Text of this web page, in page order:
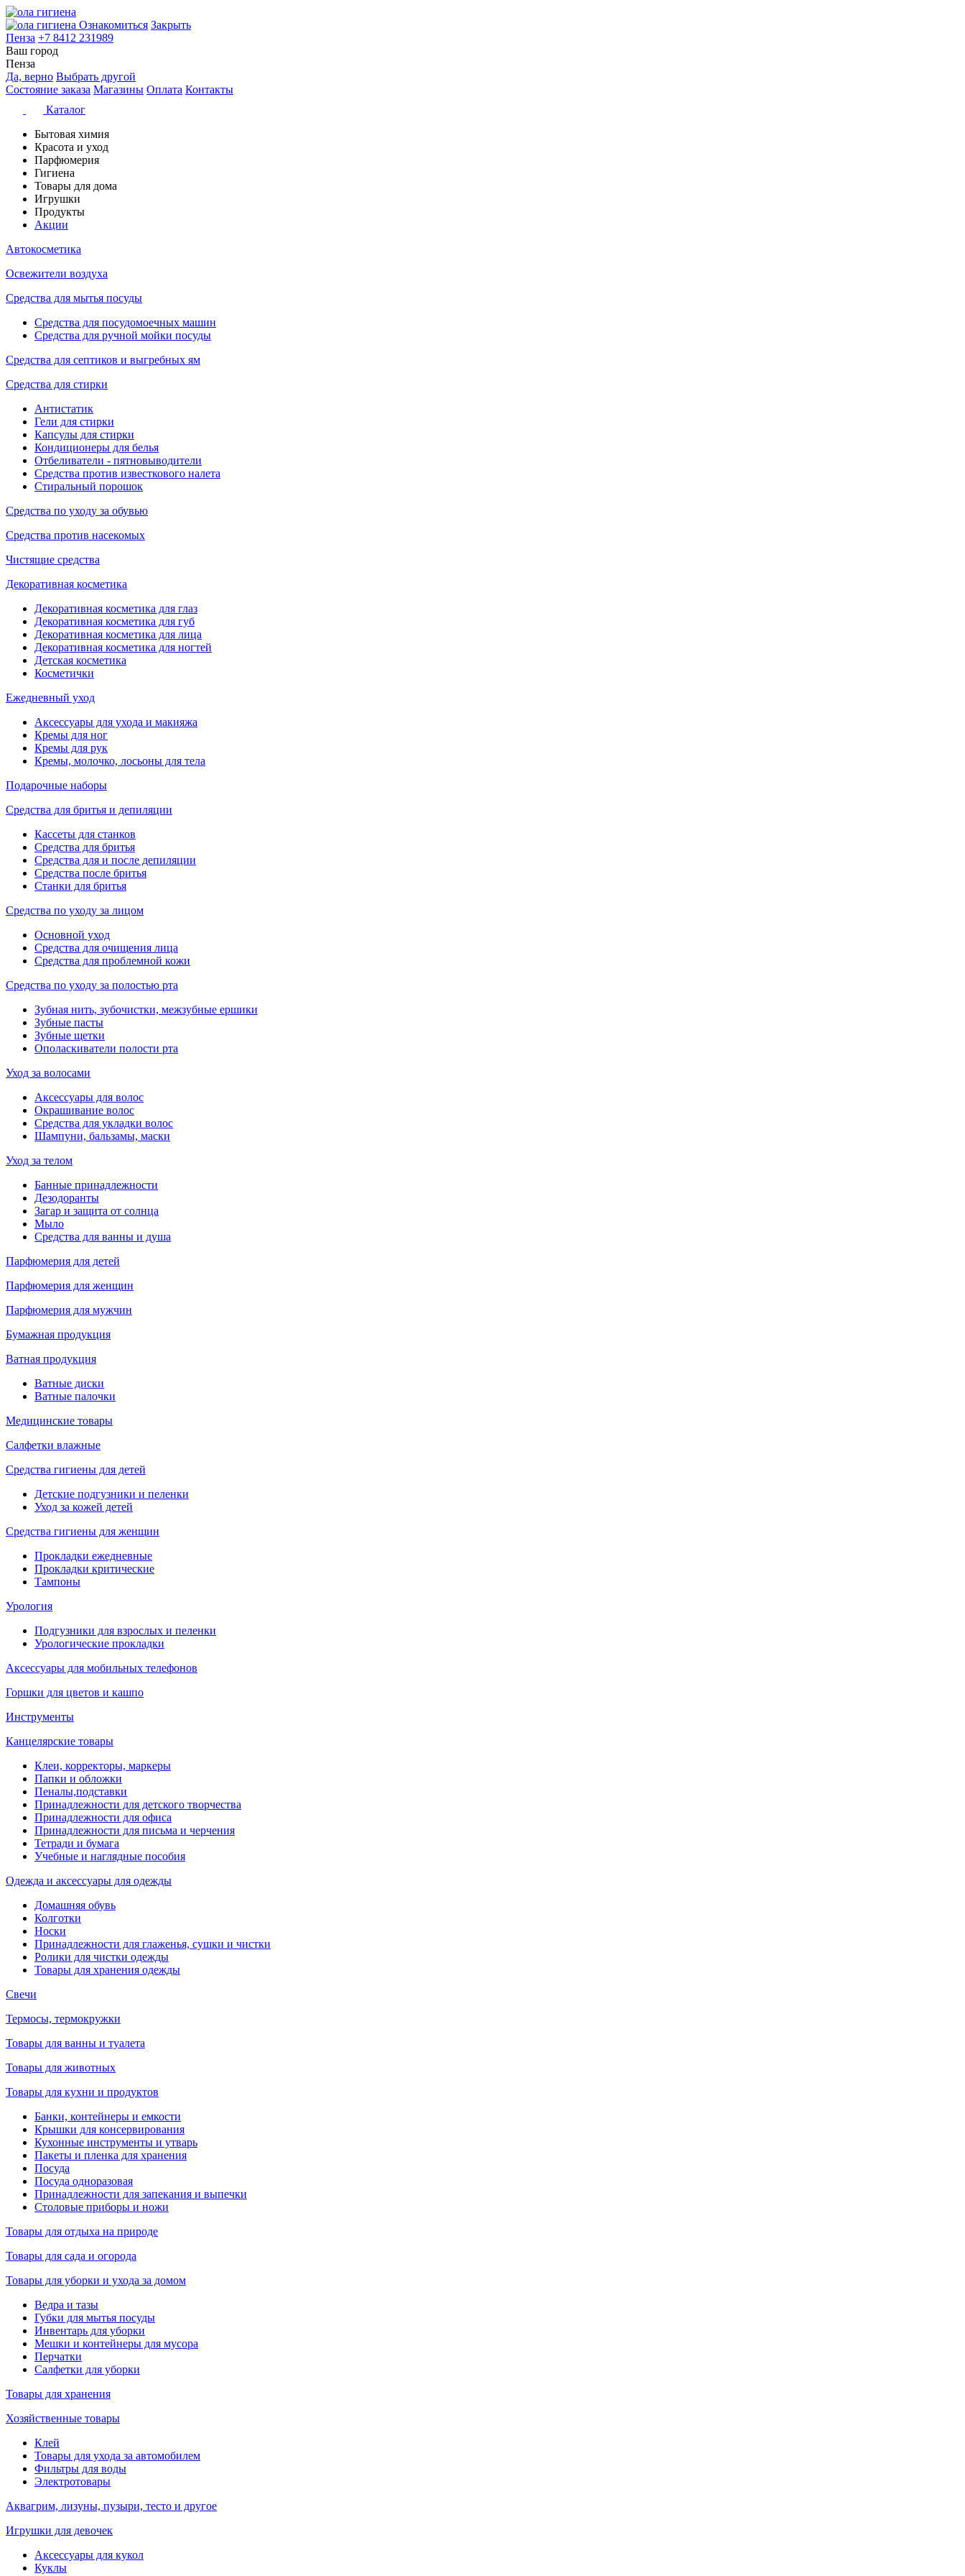
Ознакомиться Закрыть
Пенза +7 8412 231989
Ваш город
Пенза
Да, верно Выбрать другой
Состояние заказа Магазины Оплата Контакты
Каталог
Бытовая химия
Красота и уход
Парфюмерия
Гигиена
Товары для дома
Игрушки
Продукты
Акции
Автокосметика
Освежители воздуха
Средства для мытья посуды
Средства для посудомоечных машин
Средства для ручной мойки посуды
Средства для септиков и выгребных ям
Средства для стирки
Антистатик
Гели для стирки
Капсулы для стирки
Кондиционеры для белья
Отбеливатели - пятновыводители
Средства против известкового налета
Стиральный порошок
Средства по уходу за обувью
Средства против насекомых
Чистящие средства
Декоративная косметика
Декоративная косметика для глаз
Декоративная косметика для губ
Декоративная косметика для лица
Декоративная косметика для ногтей
Детская косметика
Косметички
Ежедневный уход
Аксессуары для ухода и макияжа
Кремы для ног
Кремы для рук
Кремы, молочко, лосьоны для тела
Подарочные наборы
Средства для бритья и депиляции
Кассеты для станков
Средства для бритья
Средства для и после депиляции
Средства после бритья
Станки для бритья
Средства по уходу за лицом
Основной уход
Средства для очищения лица
Средства для проблемной кожи
Средства по уходу за полостью рта
Зубная нить, зубочистки, межзубные ершики
Зубные пасты
Зубные щетки
Ополаскиватели полости рта
Уход за волосами
Аксессуары для волос
Окрашивание волос
Средства для укладки волос
Шампуни, бальзамы, маски
Уход за телом
Банные принадлежности
Дезодоранты
Загар и защита от солнца
Мыло
Средства для ванны и душа
Парфюмерия для детей
Парфюмерия для женщин
Парфюмерия для мужчин
Бумажная продукция
Ватная продукция
Ватные диски
Ватные палочки
Медицинские товары
Салфетки влажные
Средства гигиены для детей
Детские подгузники и пеленки
Уход за кожей детей
Средства гигиены для женщин
Прокладки ежедневные
Прокладки критические
Тампоны
Урология
Подгузники для взрослых и пеленки
Урологические прокладки
Аксессуары для мобильных телефонов
Горшки для цветов и кашпо
Инструменты
Канцелярские товары
Клеи, корректоры, маркеры
Папки и обложки
Пеналы,подставки
Принадлежности для детского творчества
Принадлежности для офиса
Принадлежности для письма и черчения
Тетради и бумага
Учебные и наглядные пособия
Одежда и аксессуары для одежды
Домашняя обувь
Колготки
Носки
Принадлежности для глаженья, сушки и чистки
Ролики для чистки одежды
Товары для хранения одежды
Свечи
Термосы, термокружки
Товары для ванны и туалета
Товары для животных
Товары для кухни и продуктов
Банки, контейнеры и емкости
Крышки для консервирования
Кухонные инструменты и утварь
Пакеты и пленка для хранения
Посуда
Посуда одноразовая
Принадлежности для запекания и выпечки
Столовые приборы и ножи
Товары для отдыха на природе
Товары для сада и огорода
Товары для уборки и ухода за домом
Ведра и тазы
Губки для мытья посуды
Инвентарь для уборки
Мешки и контейнеры для мусора
Перчатки
Салфетки для уборки
Товары для хранения
Хозяйственные товары
Клей
Товары для ухода за автомобилем
Фильтры для воды
Электротовары
Аквагрим, лизуны, пузыри, тесто и другое
Игрушки для девочек
Аксессуары для кукол
Куклы